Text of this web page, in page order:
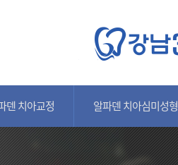
덴 치아교정 알파덴 치아심미성형